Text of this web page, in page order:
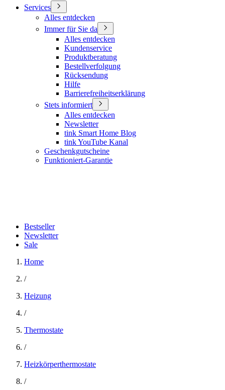
Services
Alles entdecken
Immer für Sie da
Alles entdecken
Kundenservice
Produktberatung
Bestellverfolgung
Rücksendung
Hilfe
Barrierefreiheitserklärung
Stets informiert
Alles entdecken
Newsletter
tink Smart Home Blog
tink YouTube Kanal
Geschenkgutscheine
Funktioniert-Garantie
Bestseller
Newsletter
Sale
Home
/
Heizung
/
Thermostate
/
Heizkörperthermostate
/